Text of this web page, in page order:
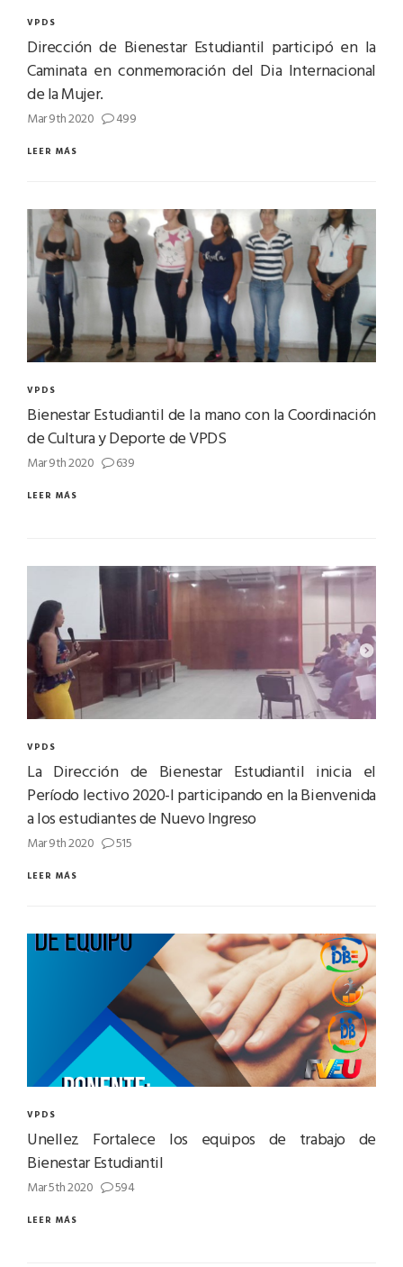
VPDS
Dirección de Bienestar Estudiantil participó en la
Caminata en conmemoración del Dia Internacional
de la Mujer.
Mar 9th 2020 499
LEER MÁS
VPDS
Bienestar Estudiantil de la mano con la Coordinación
de Cultura y Deporte de VPDS
Mar 9th 2020 639
LEER MÁS
VPDS
La Dirección de Bienestar Estudiantil inicia el
Período lectivo 2020-I participando en la Bienvenida
a los estudiantes de Nuevo Ingreso
Mar 9th 2020 515
LEER MÁS
VPDS
Unellez Fortalece los equipos de trabajo de
Bienestar Estudiantil
Mar 5th 2020 594
LEER MÁS